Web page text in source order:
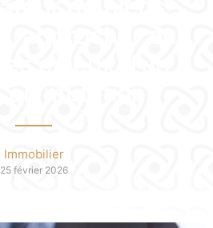
Immobilier
25 février 2026